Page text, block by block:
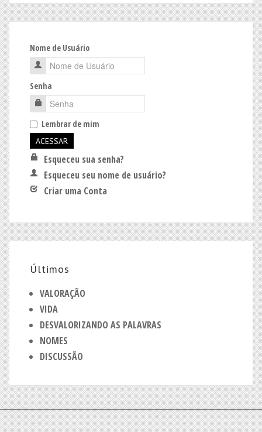
Nome de Usuário
Senha
Lembrar de mim
Esqueceu sua senha?
Esqueceu seu nome de usuário?
Criar uma Conta
Últimos
VALORAÇÃO
VIDA
DESVALORIZANDO AS PALAVRAS
NOMES
DISCUSSÃO